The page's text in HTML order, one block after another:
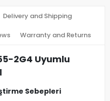
Delivery and Shipping
Warranty and Returns
2G4 Uyumlu
Sebepleri